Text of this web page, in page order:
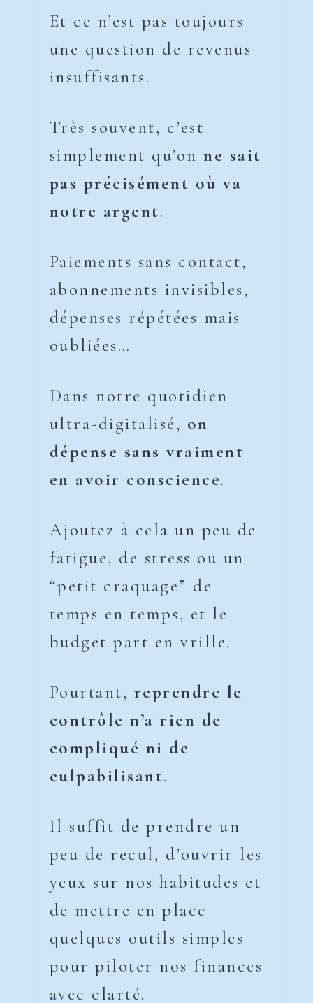
Et ce n’est pas toujours
une question de revenus
insuffisants.
Très souvent, c’est
simplement qu’onne sait
pas précisément où va
notre argent.
Paiements sans contact,
abonnements invisibles,
dépenses répétées mais
oubliées…
Dans notre quotidien
ultra-digitalisé, on
dépense sans vraiment
en avoir conscience.
Ajoutez à cela un peu de
fatigue, de stress ou un
“petit craquage” de
temps en temps, et le
budget part en vrille.
Pourtant, reprendre le
contrôle n’a rien de
compliqué ni de
culpabilisant.
Il suffit de prendre un
peu de recul, d’ouvrir les
yeux sur nos habitudes et
de mettre en place
quelques outils simples
pour piloter nos finances
avec clarté.